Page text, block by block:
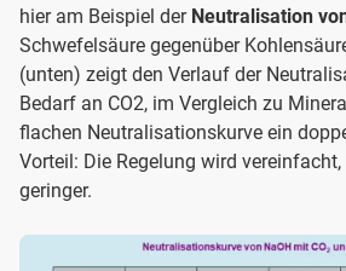
hier am Beispiel der Neutralisation
Schwefelsäure gegenüber
(unten) zeigt den Verlauf der
Bedarf an CO2, im Vergleich zu
flachen Neutralisationskurve ein
Vorteil: Die Regelung wird
geringer.